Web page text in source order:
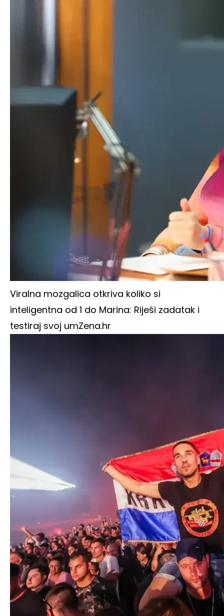
Viralna mozgalica otkriva koliko si
inteligentna od 1 do Marina: Riješi zadatak i
testiraj svoj umZena.hr